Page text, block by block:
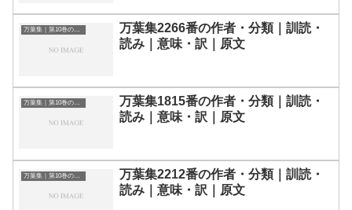
万葉集｜第10巻の和歌一覧
万葉集2266番の作者・分類｜訓読・
読み｜意味・訳｜原文
万葉集｜第10巻の和歌一覧
万葉集1815番の作者・分類｜訓読・
読み｜意味・訳｜原文
万葉集｜第10巻の和歌一覧
万葉集2212番の作者・分類｜訓読・
読み｜意味・訳｜原文